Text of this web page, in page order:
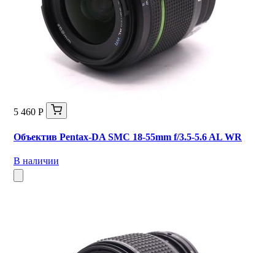
5 460 Р
Объектив Pentax-DA SMC 18-55mm f/3.5-5.6 AL WR
В наличии